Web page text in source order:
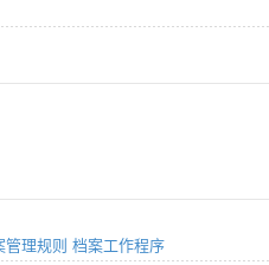
理规则 档案工作程序